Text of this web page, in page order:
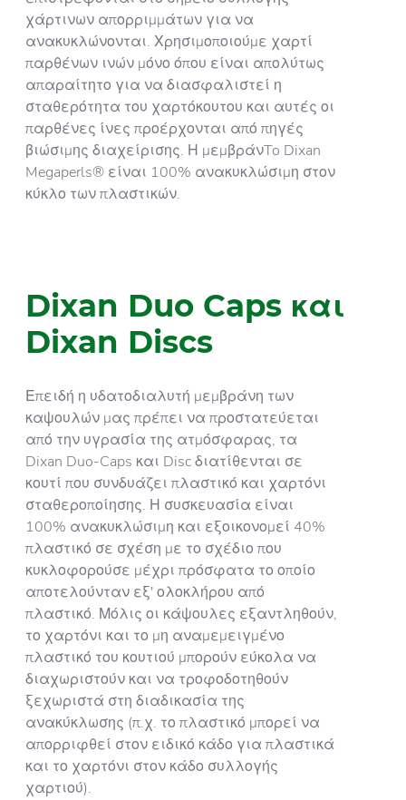
χάρτινων απορριμμάτων για να
ανακυκλώνονται. Χρησιμοποιούμε χαρτί
παρθένων ινών μόνο όπου είναι απολύτως
απαραίτητο για να διασφαλιστεί η
σταθερότητα του χαρτόκουτου και αυτές οι
παρθένες ίνες προέρχονται από πηγές
βιώσιμης διαχείρισης. Η μεμβράνTo Dixan
Megaperls® είναι 100% ανακυκλώσιμη στον
κύκλο των πλαστικών.
Dixan Duo Caps και
Dixan Discs
Επειδή η υδατοδιαλυτή μεμβράνη των
καψουλών μας πρέπει να προστατεύεται
από την υγρασία της ατμόσφαρας, τα
Dixan Duo-Caps και Disc διατίθενται σε
κουτί που συνδυάζει πλαστικό και χαρτόνι
σταθεροποίησης. Η συσκευασία είναι
100% ανακυκλώσιμη και εξοικονομεί 40%
πλαστικό σε σχέση με το σχέδιο που
κυκλοφορούσε μέχρι πρόσφατα το οποίο
αποτελούνταν εξ' ολοκλήρου από
πλαστικό. Μόλις οι κάψουλες εξαντληθούν,
το χαρτόνι και το μη αναμεμειγμένο
πλαστικό του κουτιού μπορούν εύκολα να
διαχωριστούν και να τροφοδοτηθούν
ξεχωριστά στη διαδικασία της
ανακύκλωσης (π.χ. το πλαστικό μπορεί να
απορριφθεί στον ειδικό κάδο για πλαστικά
και το χαρτόνι στον κάδο συλλογής
χαρτιού).